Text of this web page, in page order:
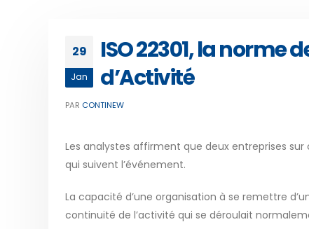
29
Jan
ISO 22301, la
d’Activité
PAR CONTINEW
Les analystes affirment que deux entreprises
qui suivent l’événement.
La capacité d’une organisation à se remettre
continuité de l’activité qui se déroulait